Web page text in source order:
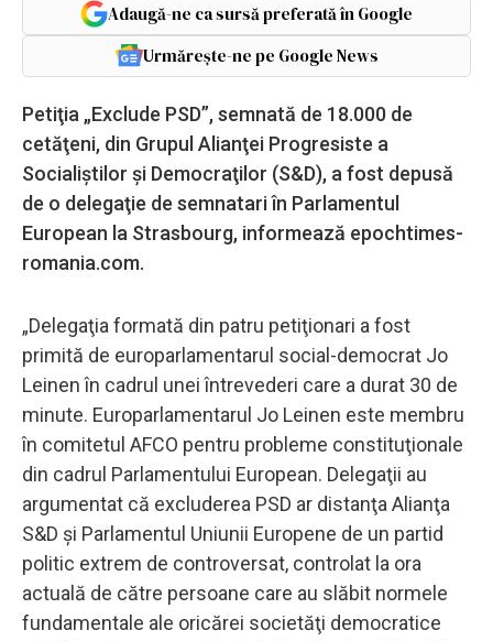
Adaugă-ne ca sursă preferată în Google
Urmărește-ne pe Google News
Petiţia „Exclude PSD”, semnată de 18.000 de
cetăţeni, din Grupul Alianţei Progresiste a
Socialiştilor şi Democraţilor (S&D), a fost depusă
de o delegaţie de semnatari în Parlamentul
European la Strasbourg, informează epochtimes-
romania.com.
„Delegaţia formată din patru petiţionari a fost
primită de europarlamentarul social-democrat Jo
Leinen în cadrul unei întrevederi care a durat 30 de
minute. Europarlamentarul Jo Leinen este membru
în comitetul AFCO pentru probleme constituţionale
din cadrul Parlamentului European. Delegaţii au
argumentat că excluderea PSD ar distanţa Alianţa
S&D şi Parlamentul Uniunii Europene de un partid
politic extrem de controversat, controlat la ora
actuală de către persoane care au slăbit normele
fundamentale ale oricărei societăţi democratice